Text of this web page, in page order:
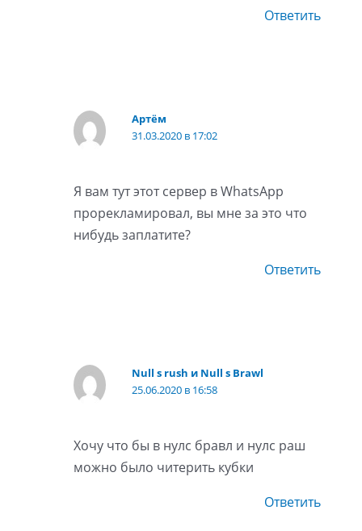
Ответить
Артём
31.03.2020 в 17:02
Я вам тут этот сервер в WhatsApp
прорекламировал, вы мне за это что
нибудь заплатите?
Ответить
Null s rush и Null s Brawl
25.06.2020 в 16:58
Хочу что бы в нулс бравл и нулс раш
можно было читерить кубки
Ответить